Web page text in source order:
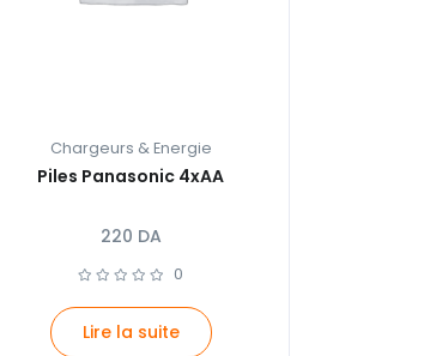
Chargeurs & Energie
Piles Panasonic 4xAA
220 DA
0
Lire la suite